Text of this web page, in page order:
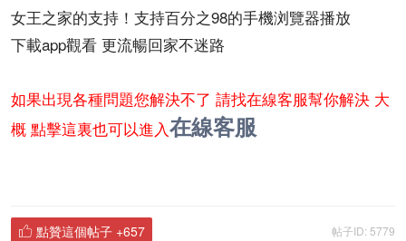
女王之家的支持！支持百分之98的手機浏覽器播放
下載app觀看 更流暢回家不迷路
如果出現各種問題您解決不了 請找在線客服幫你解決 大
概 點擊這裏也可以進入在線客服
帖子ID: 5779
 點贊這個帖子 +657